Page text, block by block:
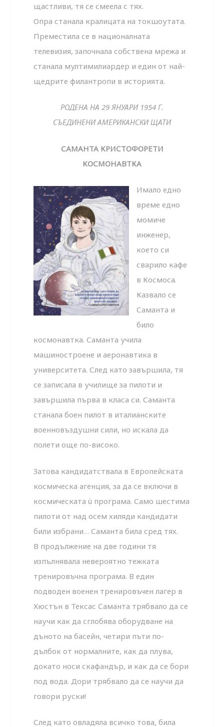
щастливи, тя се смеела с тях.
Опра станала кралицата на токшоутата.
Преместила се в националната
телевизия, започнала собствена мрежа и
станала мултимилиардер и един от най-
щедрите филантропи в историята.
РОДЕНА НА 29 ЯНУАРИ 1954 Г.
СЪЕДИНЕНИ АМЕРИКАНСКИ ЩАТИ
САМАНТА КРИСТОФОРЕТИ
КОСМОНАВТКА
Имало едно
време едно
момиче
инженер,
което си
сварило кафе
в Космоса.
Казвало се
Саманта и
било
космонавтка. Саманта учила
машиностроене и аеронавтика в
университета. След като завършила, тя
се записала в училище за пилоти и
завършила първа в класа си. Саманта
станала боен пилот в италианските
военновъздушни сили, но искала да
полети още по-високо.
Затова кандидатствала в Европейската
космическа агенция, за да се включи в
космическата ù програма. Само шестима
пилоти от над осем хиляди кандидати
били избрани… Саманта била сред тях.
В продължение на две години тя
изпълнявала невероятно тежката
тренировъчна програма. В един
подводен военен тренировъчен лагер в
Хюстън в Тексас Саманта трябвало да се
научи как да сглобява оборудване на
дъното на басейн, четири пъти по-
дълбок от нормалните, как да плува,
докато носи скафандър, и как да се бори
под вода. Дори трябвало да се научи да
говори руски!
След като овладяла всичко това, била